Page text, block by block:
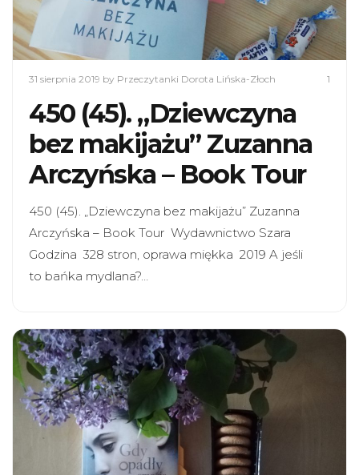
31 sierpnia 2019 by Przeczytanki Dorota Lińska-Złoch 1
450 (45). „Dziewczyna
bez makijażu” Zuzanna
Arczyńska – Book Tour
450 (45). „Dziewczyna bez makijażu” Zuzanna
Arczyńska – Book Tour Wydawnictwo Szara
Godzina 328 stron, oprawa miękka 2019 A jeśli
to bańka mydlana?…